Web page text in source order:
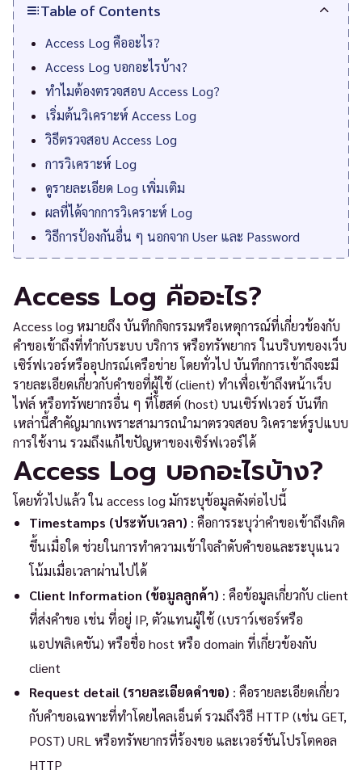
Table of Contents
Access Log คืออะไร?
Access Log บอกอะไรบ้าง?
ทำไมต้องตรวจสอบ Access Log?
เริ่มต้นวิเคราะห์ Access Log
วิธีตรวจสอบ Access Log
การวิเคราะห์ Log
ดูรายละเอียด Log เพิ่มเติม
ผลที่ได้จากการวิเคราะห์ Log
วิธีการป้องกันอื่น ๆ นอกจาก User และ Password
Access Log คืออะไร?
Access log หมายถึง บันทึกกิจกรรมหรือเหตุการณ์ที่เกี่ยวข้องกับ
คำขอเข้าถึงที่ทำกับระบบ บริการ หรือทรัพยากร ในบริบทของเว็บ
เซิร์ฟเวอร์หรืออุปกรณ์เครือข่าย โดยทั่วไป บันทึกการเข้าถึงจะมี
รายละเอียดเกี่ยวกับคำขอที่ผู้ใช้ (client) ทำเพื่อเข้าถึงหน้าเว็บ
ไฟล์ หรือทรัพยากรอื่น ๆ ที่โฮสต์ (host) บนเซิร์ฟเวอร์ บันทึก
เหล่านี้สำคัญมากเพราะสามารถนำมาตรวจสอบ วิเคราะห์รูปแบบ
การใช้งาน รวมถึงแก้ไขปัญหาของเซิร์ฟเวอร์ได้
Access Log บอกอะไรบ้าง?
โดยทั่วไปแล้ว ใน access log มักระบุข้อมูลดังต่อไปนี้
Timestamps (ประทับเวลา) : คือการระบุว่าคำขอเข้าถึงเกิด
ขึ้นเมื่อใด ช่วยในการทำความเข้าใจลำดับคำขอและระบุแนว
โน้มเมื่อเวลาผ่านไปได้
Client Information (ข้อมูลลูกค้า) : คือข้อมูลเกี่ยวกับ client
ที่ส่งคำขอ เช่น ที่อยู่ IP, ตัวแทนผู้ใช้ (เบราว์เซอร์หรือ
แอปพลิเคชัน) หรือชื่อ host หรือ domain ที่เกี่ยวข้องกับ
client
Request detail (รายละเอียดคำขอ) : คือรายละเอียดเกี่ยว
กับคำขอเฉพาะที่ทำโดยไคลเอ็นต์ รวมถึงวิธี HTTP (เช่น GET,
POST) URL หรือทรัพยากรที่ร้องขอ และเวอร์ชันโปรโตคอล
HTTP